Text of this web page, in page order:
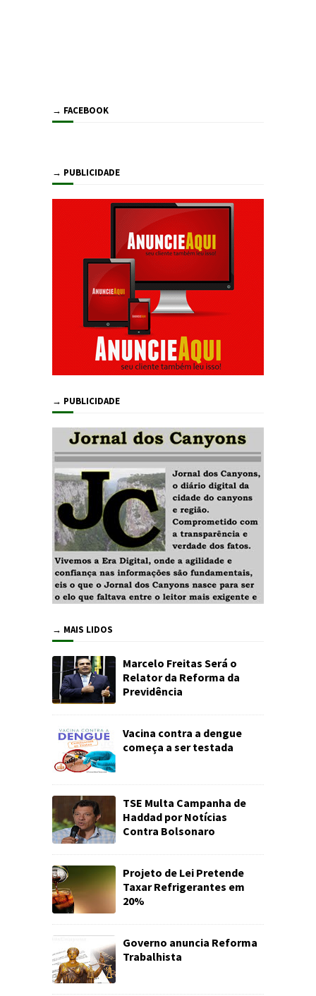
→ FACEBOOK
→ PUBLICIDADE
→ PUBLICIDADE
→ MAIS LIDOS
Marcelo Freitas Será o
Relator da Reforma da
Previdência
Vacina contra a dengue
começa a ser testada
TSE Multa Campanha de
Haddad por Notícias
Contra Bolsonaro
Projeto de Lei Pretende
Taxar Refrigerantes em
20%
Governo anuncia Reforma
Trabalhista